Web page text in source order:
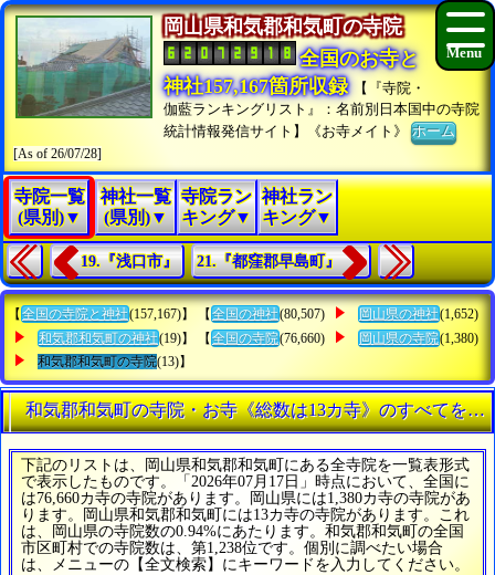
岡山県和気郡和気町の寺院
全国のお寺と
神社157,167箇所収録
【『寺院・
伽藍ランキングリスト』：名前別日本国中の寺院
統計情報発信サイト】《お寺メイト》ホーム
[As of 26/07/28]
寺院一覧
(県別)▼
神社一覧
(県別)▼
寺院ラン
キング▼
神社ラン
キング▼
19.『浅口市』 21.『都窪郡早島町』
【 全国の寺院と神社(157,167)】 【 全国の神社(80,507) 岡山県の神社(1,652)
和気郡和気町の神社(19)】 【 全国の寺院(76,660) 岡山県の寺院(1,380)
和気郡和気町の寺院(13)】
和気郡和気町の寺院・お寺《総数は13カ寺》のすべてを知
下記のリストは、岡山県和気郡和気町にある全寺院を一覧表形式
で表示したものです。「2026年07月17日」時点において、全国に
は76,660カ寺の寺院があります。岡山県には1,380カ寺の寺院があ
ります。岡山県和気郡和気町には13カ寺の寺院があります。これ
は、岡山県の寺院数の0.94%にあたります。和気郡和気町の全国
市区町村での寺院数は、第1,238位です。個別に調べたい場合
は、メニューの【全文検索】にキーワードを入力してください。